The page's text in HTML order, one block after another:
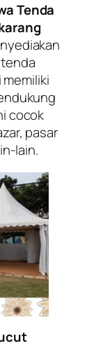
Tenda
cocok
pasar
lain.